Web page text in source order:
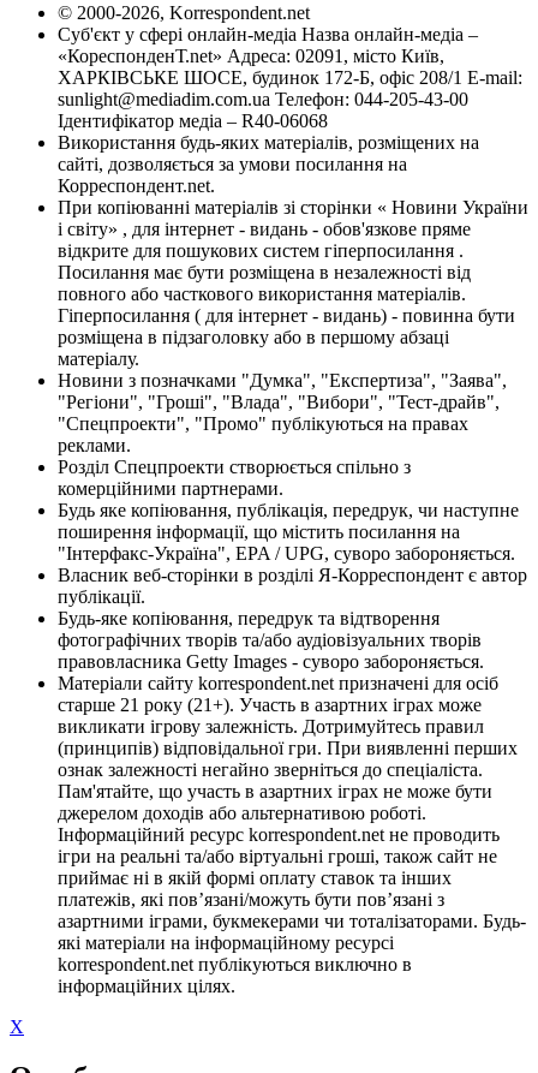
© 2000-2026, Korrespondent.net
Суб'єкт у сфері онлайн-медіа Назва онлайн-медіа –
«КореспонденТ.net» Адреса: 02091, місто Київ,
ХАРКІВСЬКЕ ШОСЕ, будинок 172-Б, офіс 208/1 E-mail:
sunlight@mediadim.com.ua Телефон: 044-205-43-00
Ідентифікатор медіа – R40-06068
Використання будь-яких матеріалів, розміщених на
сайті, дозволяється за умови посилання на
Корреспондент.net.
При копіюванні матеріалів зі сторінки « Новини України
і світу» , для інтернет - видань - обов'язкове пряме
відкрите для пошукових систем гіперпосилання .
Посилання має бути розміщена в незалежності від
повного або часткового використання матеріалів.
Гіперпосилання ( для інтернет - видань) - повинна бути
розміщена в підзаголовку або в першому абзаці
матеріалу.
Новини з позначками "Думка", "Експертиза", "Заява",
"Регіони", "Гроші", "Влада", "Вибори", "Тест-драйв",
"Спецпроекти", "Промо" публікуються на правах
реклами.
Розділ Спецпроекти створюється спільно з
комерційними партнерами.
Будь яке копіювання, публікація, передрук, чи наступне
поширення інформації, що містить посилання на
"Інтерфакс-Україна", EPA / UPG, суворо забороняється.
Власник веб-сторінки в розділі Я-Корреспондент є автор
публікації.
Будь-яке копіювання, передрук та відтворення
фотографічних творів та/або аудіовізуальних творів
правовласника Getty Images - суворо забороняється.
Матеріали сайту korrespondent.net призначені для осіб
старше 21 року (21+). Участь в азартних іграх може
викликати ігрову залежність. Дотримуйтесь правил
(принципів) відповідальної гри. При виявленні перших
ознак залежності негайно зверніться до спеціаліста.
Пам'ятайте, що участь в азартних іграх не може бути
джерелом доходів або альтернативою роботі.
Інформаційний ресурс korrespondent.net не проводить
ігри на реальні та/або віртуальні гроші, також сайт не
приймає ні в якій формі оплату ставок та інших
платежів, які пов’язані/можуть бути пов’язані з
азартними іграми, букмекерами чи тоталізаторами. Будь-
які матеріали на інформаційному ресурсі
korrespondent.net публікуються виключно в
інформаційних цілях.
X